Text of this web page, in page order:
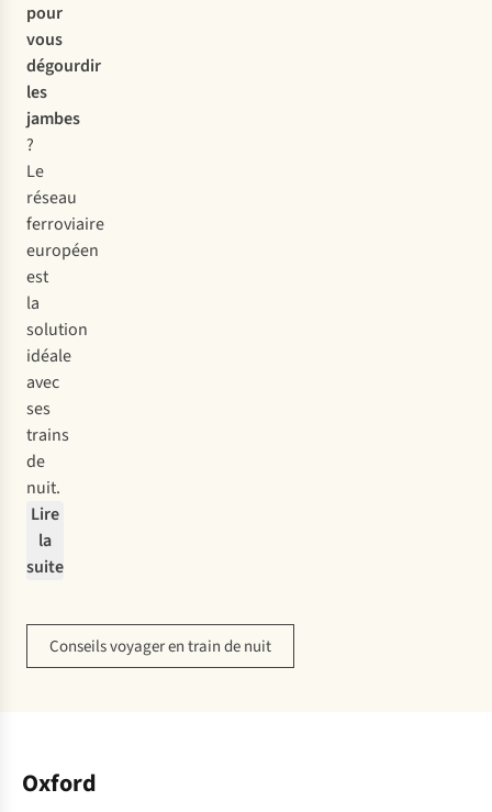
pour
vous
dégourdir
les
jambes
?
Le
réseau
ferroviaire
européen
est
la
solution
idéale
avec
ses
trains
de
nuit.
Lire
la
suite
Conseils voyager en train de nuit
Oxford